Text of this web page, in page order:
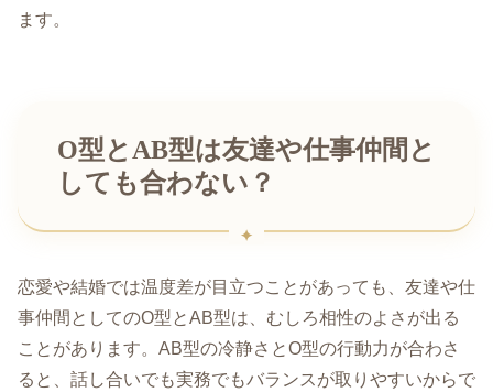
ます。
O型とAB型は友達や仕事仲間と
しても合わない？
恋愛や結婚では温度差が目立つことがあっても、友達や仕
事仲間としてのO型とAB型は、むしろ相性のよさが出る
ことがあります。AB型の冷静さとO型の行動力が合わさ
ると、話し合いでも実務でもバランスが取りやすいからで